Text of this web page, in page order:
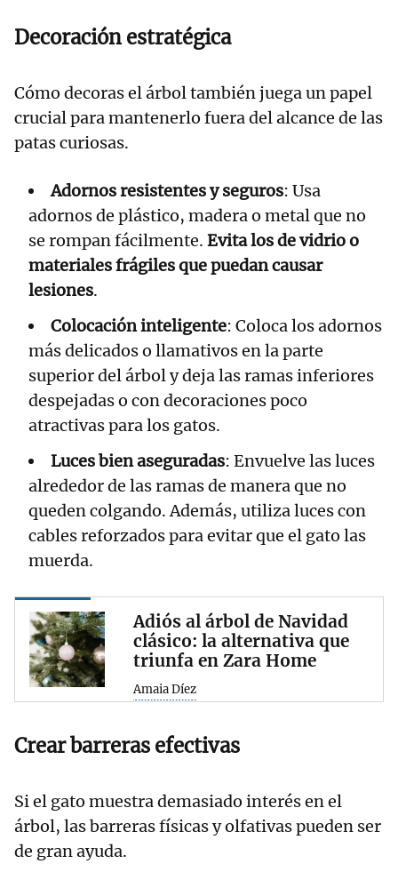
Decoración estratégica
Cómo decoras el árbol también juega un papel
crucial para mantenerlo fuera del alcance de las
patas curiosas.
Adornos resistentes y seguros: Usa
adornos de plástico, madera o metal que no
se rompan fácilmente. Evita los de vidrio o
materiales frágiles que puedan causar
lesiones.
Colocación inteligente: Coloca los adornos
más delicados o llamativos en la parte
superior del árbol y deja las ramas inferiores
despejadas o con decoraciones poco
atractivas para los gatos.
Luces bien aseguradas: Envuelve las luces
alrededor de las ramas de manera que no
queden colgando. Además, utiliza luces con
cables reforzados para evitar que el gato las
muerda.
Adiós al árbol de Navidad
clásico: la alternativa que
triunfa en Zara Home
Amaia Díez
Crear barreras efectivas
Si el gato muestra demasiado interés en el
árbol, las barreras físicas y olfativas pueden ser
de gran ayuda.